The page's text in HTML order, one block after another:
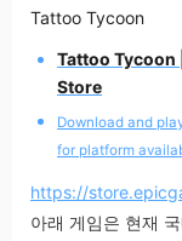
Tattoo Tycoon
Tattoo Tycoon
Store
Download and
for platform
https://
아래 게임은 현재